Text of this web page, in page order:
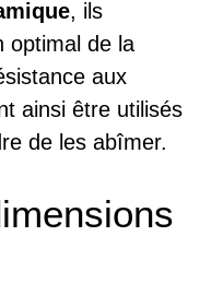
, ils
optimal de la
aux
ainsi être utilisés
de les abîmer.